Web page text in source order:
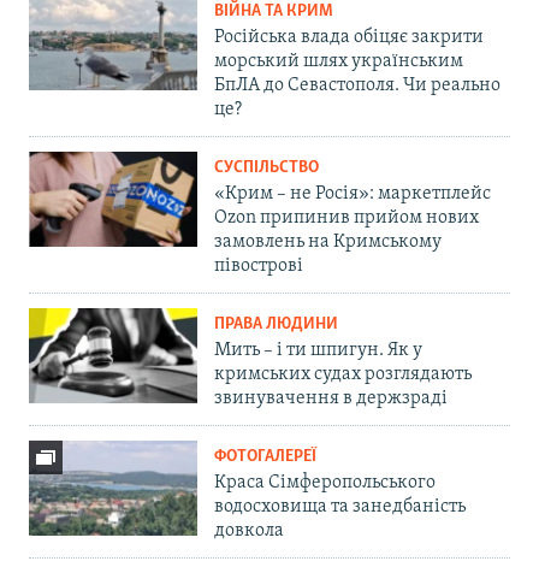
ВІЙНА ТА КРИМ
Російська влада обіцяє закрити
морський шлях українським
БпЛА до Севастополя. Чи реально
це?
СУСПІЛЬСТВО
«Крим – не Росія»: маркетплейс
Ozon припинив прийом нових
замовлень на Кримському
півострові
ПРАВА ЛЮДИНИ
Мить – і ти шпигун. Як у
кримських судах розглядають
звинувачення в держзраді
ФОТОГАЛЕРЕЇ
Краса Сімферопольського
водосховища та занедбаність
довкола